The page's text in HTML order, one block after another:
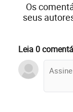
Os
seus
Leia 0